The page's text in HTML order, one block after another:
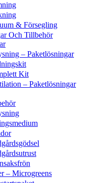
& Försegling
Och Tillbehör
– Paketlösningar
Kit
– Paketlösningar
– Microgreens